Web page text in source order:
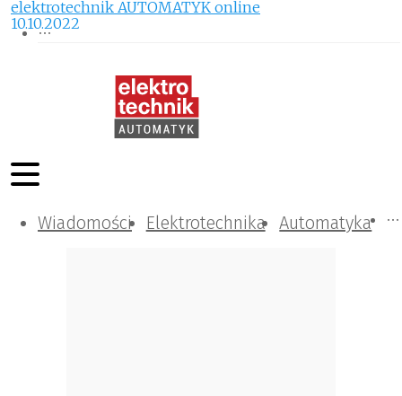
Wiadomości Elektrotechnika Automatyka
Komunikacja i IT
Kontrola
Tematy specjalne
elektrotechnik AUTOMATYK online
10.10.2022